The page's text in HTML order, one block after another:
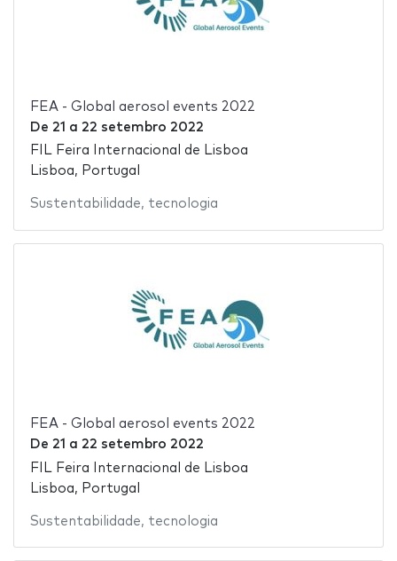
FEA - Global aerosol events 2022
De 21 a 22 setembro 2022
FIL Feira Internacional de Lisboa
Lisboa, Portugal
Sustentabilidade, tecnologia
FEA - Global aerosol events 2022
De 21 a 22 setembro 2022
FIL Feira Internacional de Lisboa
Lisboa, Portugal
Sustentabilidade, tecnologia